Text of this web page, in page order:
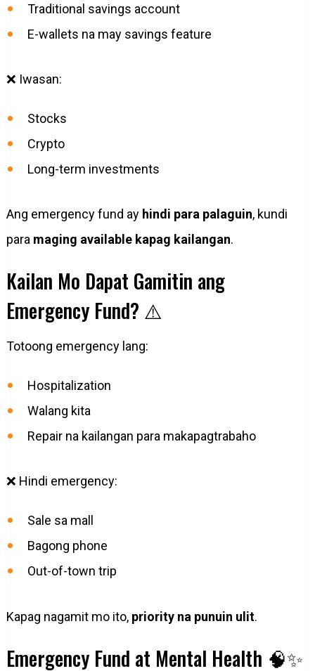
Traditional savings account
E-wallets na may savings feature
❌ Iwasan:
Stocks
Crypto
Long-term investments
Ang emergency fund ay hindi para palaguin, kundi
para maging available kapag kailangan.
Kailan Mo Dapat Gamitin ang
Emergency Fund? ⚠️
Totoong emergency lang:
Hospitalization
Walang kita
Repair na kailangan para makapagtrabaho
❌ Hindi emergency:
Sale sa mall
Bagong phone
Out-of-town trip
Kapag nagamit mo ito, priority na punuin ulit.
Emergency Fund at Mental Health 🧠✨